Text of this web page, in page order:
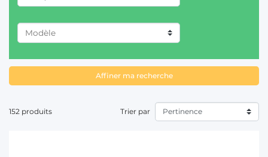
rapidement et au meilleur prix : pompes d'alimentation,
détachéespour tracteuradaptables à la plupart des grandes
marques agricoles comme New Holland, John Deere, Ford,
etc...
ANTONIO CARRARO (1)
Affiner ma recherche
152 produits Trier par